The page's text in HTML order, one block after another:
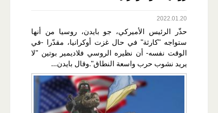
2022.01.20
حذّر الرئيس الأميركي، جو بايدن، روسيا من أنها
ستواجه "كارثة" في حال غزت أوكرانيا، مقدّرا -في
الوقت نفسه- أن نظيره الروسي فلاديمير بوتين "لا
يريد نشوب حرب واسعة النطاق".وقال بايدن...